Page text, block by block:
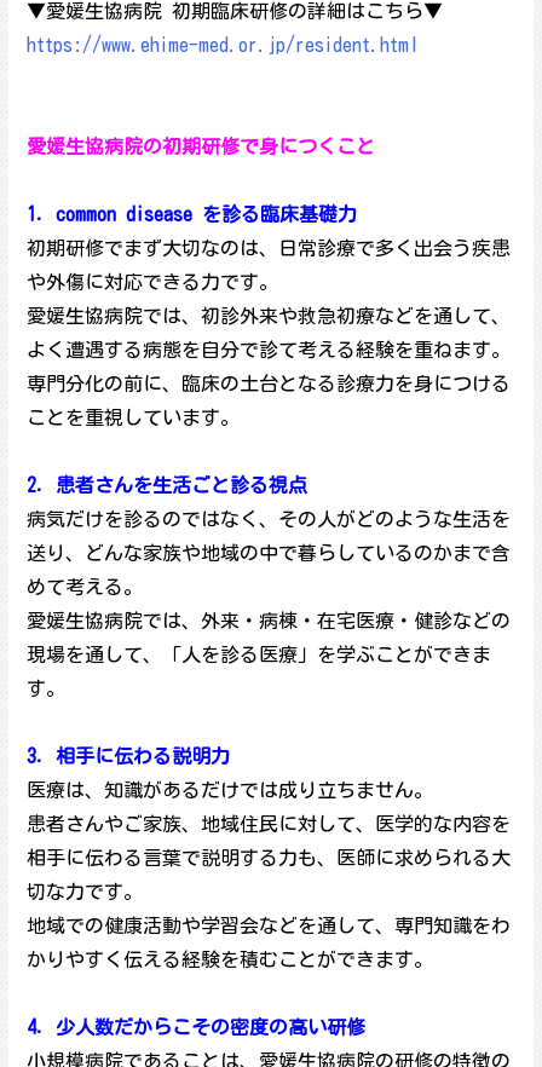
▼愛媛生協病院 初期臨床研修の詳細はこちら▼
https://www.ehime-med.or.jp/resident.html
愛媛生協病院の初期研修で身につくこと
1．common disease を診る臨床基礎力
初期研修でまず大切なのは、日常診療で多く出会う疾患
や外傷に対応できる力です。
愛媛生協病院では、初診外来や救急初療などを通して、
よく遭遇する病態を自分で診て考える経験を重ねます。
専門分化の前に、臨床の土台となる診療力を身につける
ことを重視しています。
2．患者さんを生活ごと診る視点
病気だけを診るのではなく、その人がどのような生活を
送り、どんな家族や地域の中で暮らしているのかまで含
めて考える。
愛媛生協病院では、外来・病棟・在宅医療・健診などの
現場を通して、「人を診る医療」を学ぶことができま
す。
3．相手に伝わる説明力
医療は、知識があるだけでは成り立ちません。
患者さんやご家族、地域住民に対して、医学的な内容を
相手に伝わる言葉で説明する力も、医師に求められる大
切な力です。
地域での健康活動や学習会などを通して、専門知識をわ
かりやすく伝える経験を積むことができます。
4．少人数だからこその密度の高い研修
小規模病院であることは、愛媛生協病院の研修の特徴の